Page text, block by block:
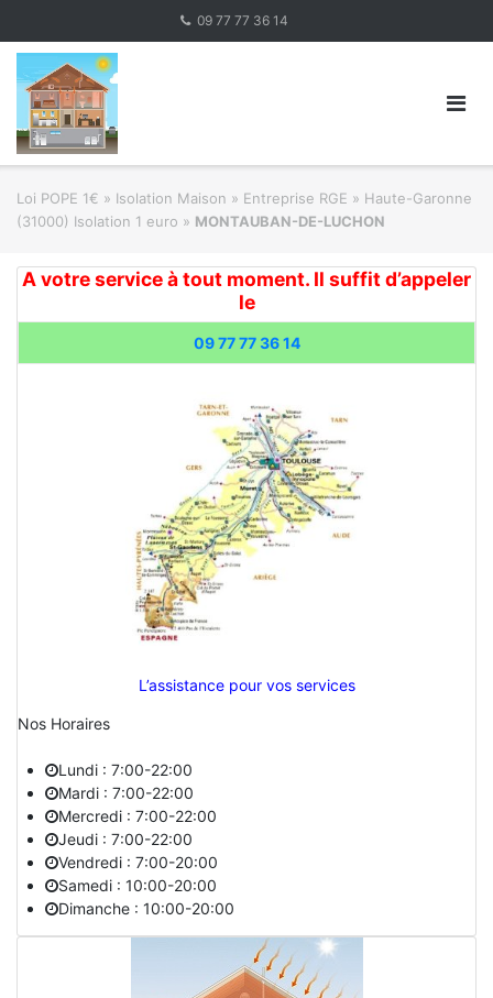
content
09 77 77 36 14
Loi POPE 1€ » Isolation Maison » Entreprise RGE » Haute-Garonne
(31000) Isolation 1 euro » MONTAUBAN-DE-LUCHON
A votre service à tout moment. Il suffit d’appeler
le
09 77 77 36 14
L’assistance pour vos services
Nos Horaires
Lundi : 7:00-22:00
Mardi : 7:00-22:00
Mercredi : 7:00-22:00
Jeudi : 7:00-22:00
Vendredi : 7:00-20:00
Samedi : 10:00-20:00
Dimanche : 10:00-20:00